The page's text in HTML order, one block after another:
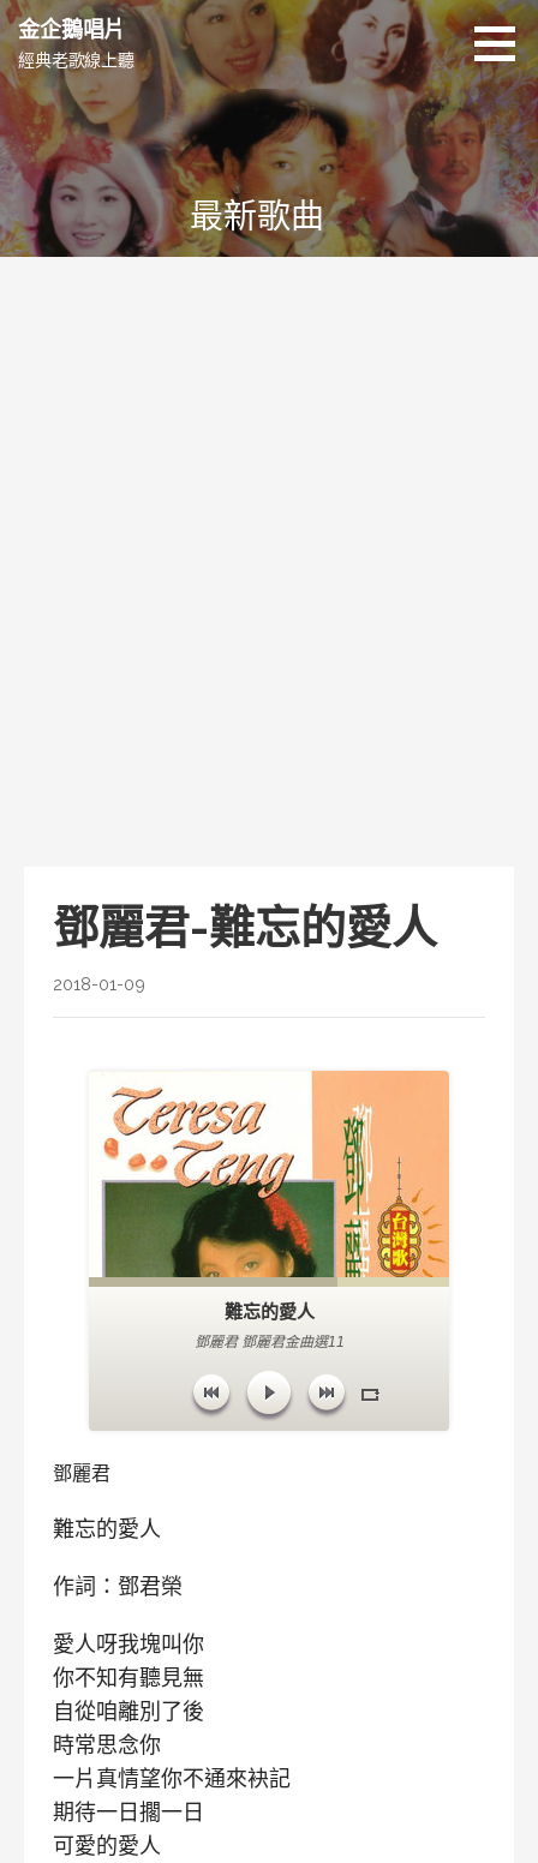
跳
至
主
內
容
金企鵝唱片
經典老歌線上聽
最新歌曲
鄧麗君-難忘的愛人
2018-01-09
難忘的愛人
鄧麗君 鄧麗君金曲選11
鄧麗君
難忘的愛人
作詞：鄧君榮
愛人呀我塊叫你
你不知有聽見無
自從咱離別了後
時常思念你
一片真情望你不通來袂記
期待一日擱一日
可愛的愛人